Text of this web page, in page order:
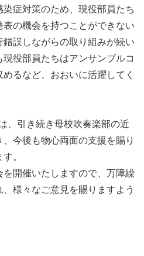
症対策のため、現役部員たち
の機会を持つことができない
誤しながらの取り組みが続い
役部員たちはアンサンブルコ
るなど、おおいに活躍してく
、引き続き母校吹奏楽部の近
今後も物心両面の支援を賜り
。
開催いたしますので、万障繰
様々なご意見を賜りますよう